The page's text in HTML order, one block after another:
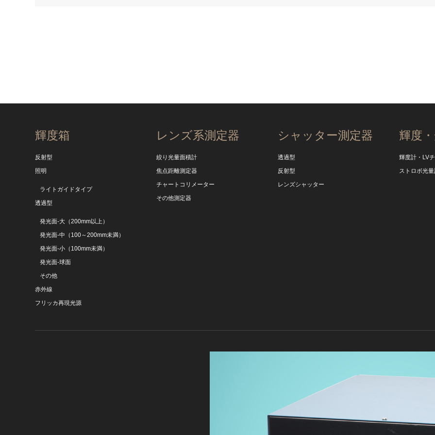
輝度箱
反射型
照明
ライトガイドタイプ
透過型
発光面-大（200mm以上）
発光面-中（100～200mm未満）
発光面-小（100mm未満）
発光面-球面
その他
赤外線
フリッカ再現光源
レンズ系測定器
絞り光量面積計
焦点距離測定器
チャートコリメーター
その他測定器
シャッター測定器
透過型
反射型
レンズシャッター
輝度
輝度計・LV
ストロボ光